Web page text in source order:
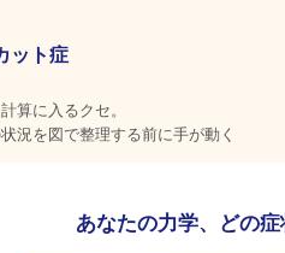
ット症
算に入るクセ。
況を図で整理する前に手が動く
あなたの力学、どの症